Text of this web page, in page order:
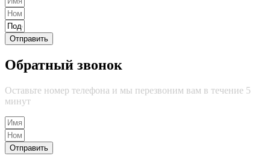
Отправить
Обратный звонок
Оставьте номер телефона и мы перезвоним вам в течение 5
минут
Отправить